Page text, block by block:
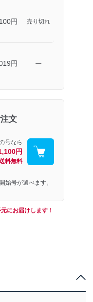
円 売り切れ
円 ―
文
号なら
円
料無料
始号が選べます。
にお届けします！